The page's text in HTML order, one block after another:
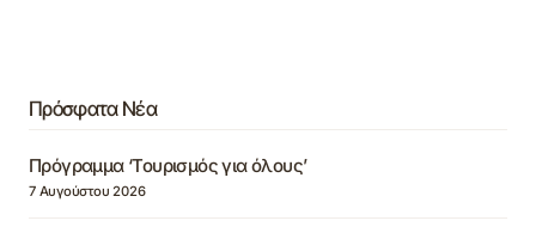
Πρόσφατα Νέα
Πρόγραμμα ‘Τουρισμός για όλους’
7 Αυγούστου 2026